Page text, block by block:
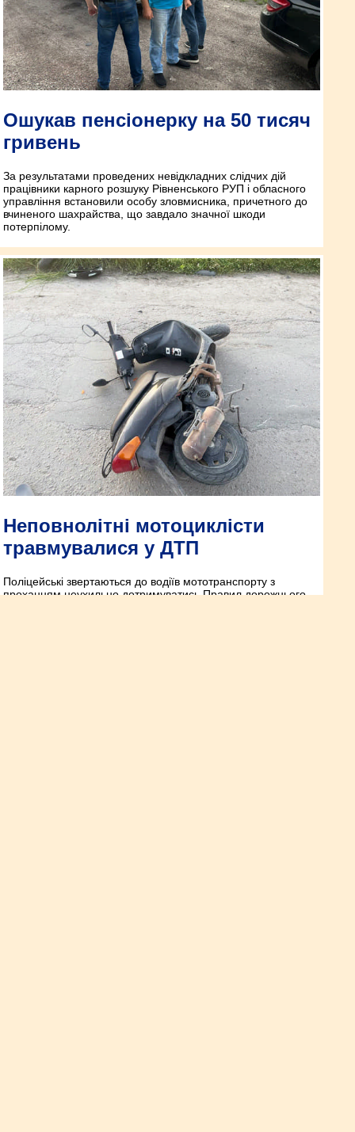
Ошукав пенсіонерку на 50 тисяч
гривень
За результатами проведених невідкладних слідчих дій
працівники карного розшуку Рівненського РУП і обласного
управління встановили особу зловмисника, причетного до
вчиненого шахрайства, що завдало значної шкоди
потерпілому.
Неповнолітні мотоциклісти
травмувалися у ДТП
Поліцейські звертаються до водіїв мототранспорту з
проханням неухильно дотримуватись Правил дорожнього